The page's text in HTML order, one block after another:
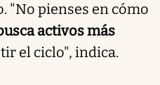
"No pienses en cómo
activos más
el ciclo", indica.